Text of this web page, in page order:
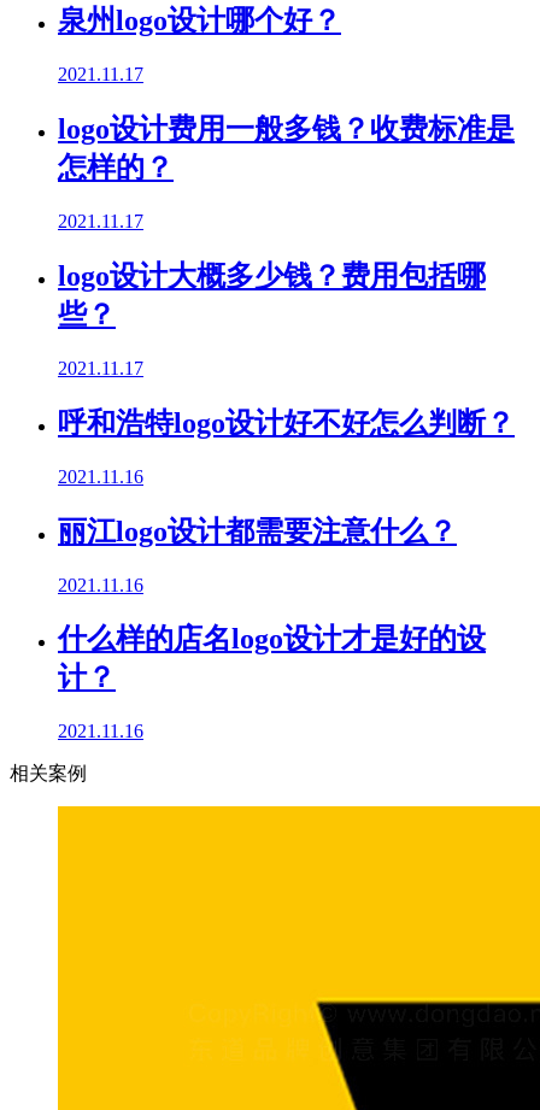
泉州logo设计哪个好？
2021.11.17
logo设计费用一般多钱？收费标准是
怎样的？
2021.11.17
logo设计大概多少钱？费用包括哪
些？
2021.11.17
呼和浩特logo设计好不好怎么判断？
2021.11.16
丽江logo设计都需要注意什么？
2021.11.16
什么样的店名logo设计才是好的设
计？
2021.11.16
相关案例